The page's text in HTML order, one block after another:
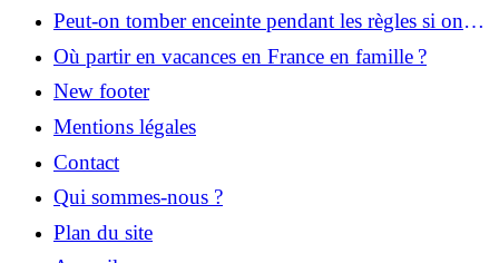
Peut-on tomber enceinte pendant les règles si on
prend la pilule ?
Où partir en vacances en France en famille ?
New footer
Mentions légales
Contact
Qui sommes-nous ?
Plan du site